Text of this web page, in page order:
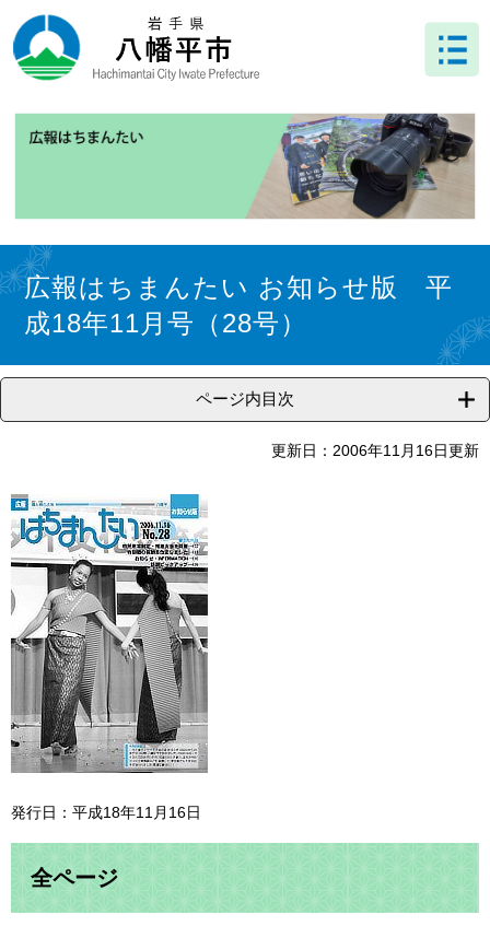
ー
ジ
ニ
ュ
文 広報はちまんたい お知らせ版 平
成18年11月号（28号）
ページ内目次
更新日：2006年11月16日更新
発行日：平成18年11月16日
全ページ